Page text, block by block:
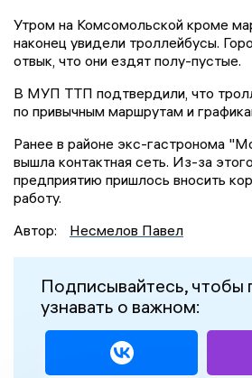
Утром на Комсомольской кроме
наконец увидели троллейбусы.
отвык, что они ездят полу-пустые.
В МУП ТТП подтвердили, что
по привычным маршрутам и
Ранее в районе экс-гастронома
вышла контактная сеть. Из-за
предприятию пришлось вносить
работу.
Автор:
Несмелов Павел
Подписывайтесь, чтобы
узнавать о важном: